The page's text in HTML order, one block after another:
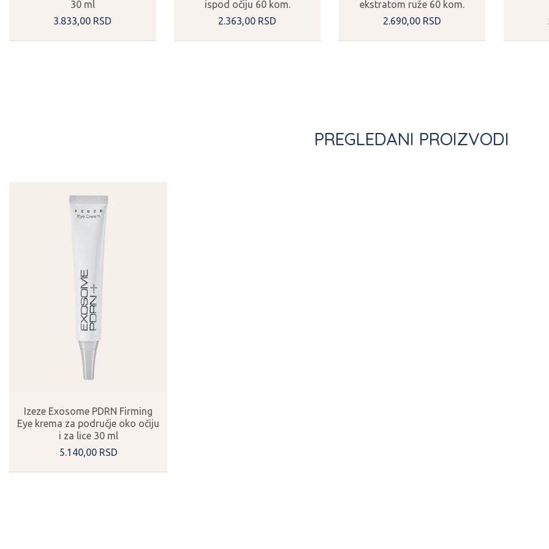
30 ml
3.833,00 RSD
ispod očiju 60 kom.
2.363,00 RSD
ekstratom ruže 60 kom.
2.690,00 RSD
PREGLEDANI PROIZVODI
Izeze Exosome PDRN Firming
Eye krema za područje oko očiju
i za lice 30 ml
5.140,00 RSD